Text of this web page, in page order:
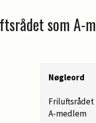
som A-
Nøgleord
Friluftsrådet
A-medlem